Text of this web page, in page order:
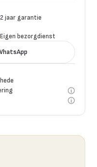
2 jaar garantie
Eigen bezorgdienst